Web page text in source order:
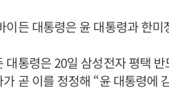
이든 대통령은 윤 대통령과 한
대통령은 20일 삼성전자 평택
가 곧 이를 정정해 “윤 대통령에